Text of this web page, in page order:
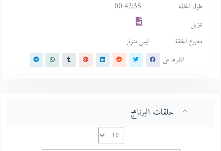
طول الحلقة 00:42:35
تنزيل
مطبوع الحلقة
ليس متوفر
انشرها على
حلقات البرنامج